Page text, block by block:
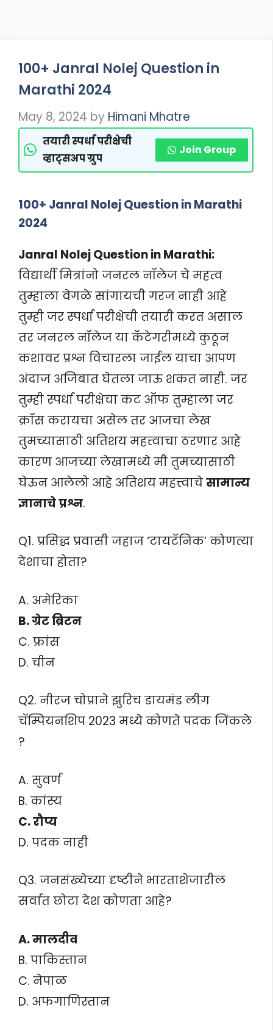
100+ Janral Nolej Question in
Marathi 2024
May 8, 2024 by Himani Mhatre
तयारी स्पर्धा परीक्षेची
व्हाट्सअप ग्रुप
Join Group
100+ Janral Nolej Question in Marathi
2024
Janral Nolej Question in Marathi:
विद्यार्थी मित्रांनो जनरल नॉलेज चे महत्व
तुम्हाला वेगळे सांगायची गरज नाही आहे
तुम्ही जर स्पर्धा परीक्षेची तयारी करत असाल
तर जनरल नॉलेज या कॅटेगरीमध्ये कुठून
कशावर प्रश्न विचारला जाईल याचा आपण
अंदाज अजिबात घेतला जाऊ शकत नाही. जर
तुम्ही स्पर्धा परीक्षेचा कट ऑफ तुम्हाला जर
क्रॉस करायचा असेल तर आजचा लेख
तुमच्यासाठी अतिशय महत्त्वाचा ठरणार आहे
कारण आजच्या लेखामध्ये मी तुमच्यासाठी
घेऊन आलेलो आहे अतिशय महत्त्वाचेसामान्य
ज्ञानाचे प्रश्न.
Q1. प्रसिद्ध प्रवासी जहाज ‘टायटॅनिक’ कोणत्या
देशाचा होता?
A. अमेरिका
B. ग्रेट ब्रिटन
C. फ्रांस
D. चीन
Q2. नीरज चोप्राने झुरिच डायमंड लीग
चॅम्पियनशिप 2023 मध्ये कोणते पदक जिंकले
?
A. सुवर्ण
B. कांस्य
C. रौप्य
D. पदक नाही
Q3. जनसंख्येच्या दृष्टीने भारताशेजारील
सर्वात छोटा देश कोणता आहे?
A. मालदीव
B. पाकिस्तान
C. नेपाळ
D. अफगाणिस्तान